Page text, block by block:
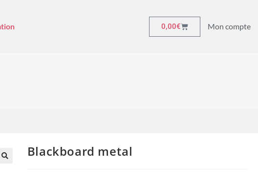
0,00€ Mon compte
Blackboard metal